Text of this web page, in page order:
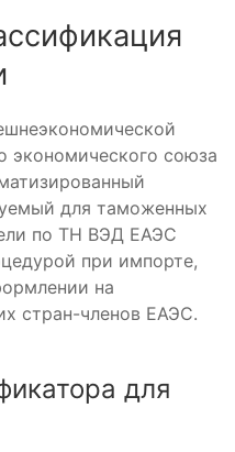
экономического союза
для таможенных
по ТН ВЭД ЕАЭС
при импорте,
на
стран-членов ЕАЭС.
для